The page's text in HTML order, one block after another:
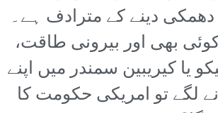
دینے کے مترادف ہے۔
کوئی بھی اور بیرونی طاقت،
یا کیریبین سمندر میں اپنے
لگے تو امریکی حکومت کا